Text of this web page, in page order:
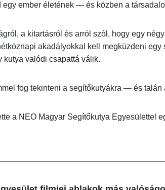
ember életének — és közben a
a kitartásról és arról szól, hogy egy
akadályokkal kell megküzdeni egy
valódi csapattá válik.
fog tekinteni a segítőkutyákra — és talán
a NEO Magyar Segítőkutya Egyesülettel